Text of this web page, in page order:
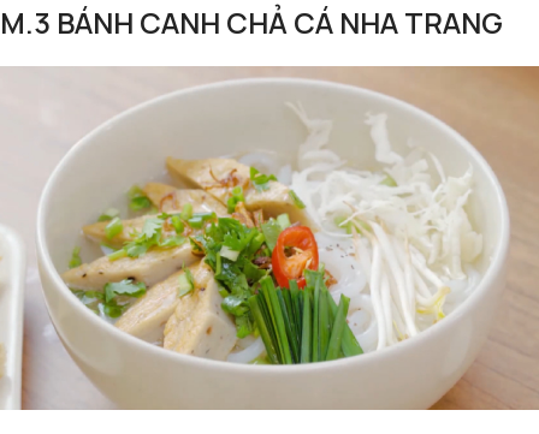
M.3 BÁNH CANH CHẢ CÁ NHA TRANG